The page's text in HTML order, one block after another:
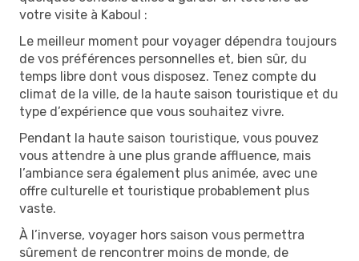
votre visite à Kaboul :
Le meilleur moment pour voyager dépendra toujours
de vos préférences personnelles et, bien sûr, du
temps libre dont vous disposez. Tenez compte du
climat de la ville, de la haute saison touristique et du
type d’expérience que vous souhaitez vivre.
Pendant la haute saison touristique, vous pouvez
vous attendre à une plus grande affluence, mais
l’ambiance sera également plus animée, avec une
offre culturelle et touristique probablement plus
vaste.
À l’inverse, voyager hors saison vous permettra
sûrement de rencontrer moins de monde, de